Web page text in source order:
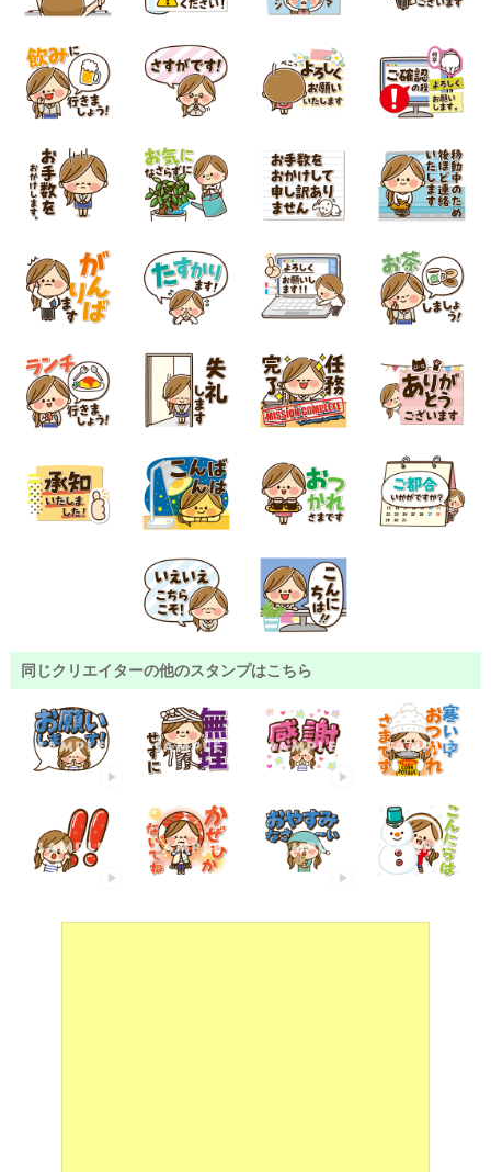
同じクリエイターの他のスタンプはこちら